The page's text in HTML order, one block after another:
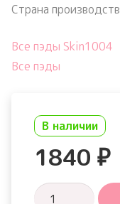
Страна
Все пэды Skin1004
Все пэды
В наличии
1840 ₽
Количество